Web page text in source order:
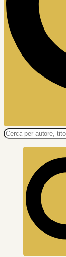
Ricerca
prodotti